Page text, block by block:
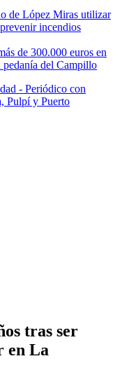
de López Miras utilizar
incendios
de 300.000 euros en
pedanía del Campillo
- Periódico con
Pulpí y Puerto
tras ser
en La